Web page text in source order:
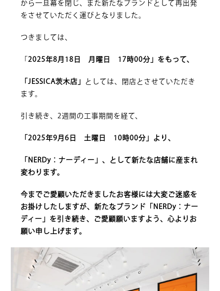
から一旦幕を閉じ、また新たなブランドとして再出発
をさせていただく運びとなりました。
つきましては、
2025年8月18日 月曜日 17時00分」をもって、
「JESSICA茨木店」
としては、閉店とさせていただき
ます。
引き続き、2週間の工事期間を経て、
「2025年9月6日 土曜日 10時00分」より、
「NERDy：ナーディー」、として新たな店舗に産まれ
変わります。
今までご愛顧いただきましたお客様には大変ご迷惑を
お掛けしたしますが、新たなブランド「NERDy：ナー
ディー」を引き続き、ご愛顧願いますよう、心よりお
願い申し上げます。